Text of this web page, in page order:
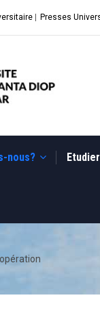
Presses
nous?